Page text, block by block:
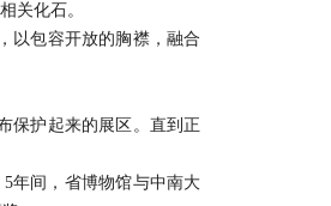
关化石。
以包容开放的胸襟，融合
保护起来的展区。直到正
年间，省博物馆与中南大